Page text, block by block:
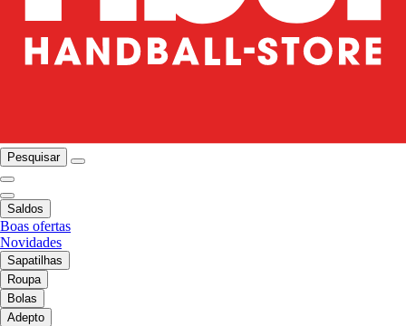
Pesquisar
Saldos
Boas ofertas
Novidades
Sapatilhas
Roupa
Bolas
Adepto